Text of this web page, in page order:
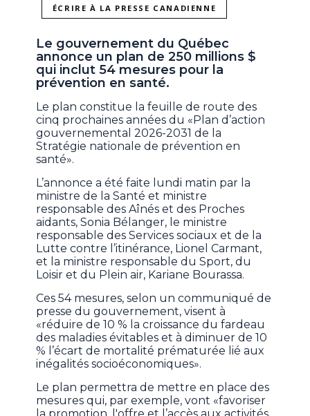
ÉCRIRE À LA PRESSE CANADIENNE
Le gouvernement du Québec
annonce un plan de 250 millions $
qui inclut 54 mesures pour la
prévention en santé.
Le plan constitue la feuille de route des
cinq prochaines années du «Plan d’action
gouvernemental 2026-2031 de la
Stratégie nationale de prévention en
santé».
L’annonce a été faite lundi matin par la
ministre de la Santé et ministre
responsable des Aînés et des Proches
aidants, Sonia Bélanger, le ministre
responsable des Services sociaux et de la
Lutte contre l’itinérance, Lionel Carmant,
et la ministre responsable du Sport, du
Loisir et du Plein air, Kariane Bourassa.
Ces 54 mesures, selon un communiqué de
presse du gouvernement, visent à
«réduire de 10 % la croissance du fardeau
des maladies évitables et à diminuer de 10
% l’écart de mortalité prématurée lié aux
inégalités socioéconomiques».
Le plan permettra de mettre en place des
mesures qui, par exemple, vont «favoriser